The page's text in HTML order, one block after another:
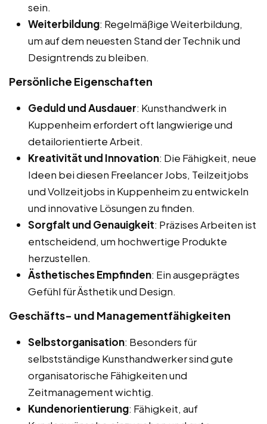
sein.
Weiterbildung: Regelmäßige Weiterbildung,
um auf dem neuesten Stand der Technik und
Designtrends zu bleiben.
Persönliche Eigenschaften
Geduld und Ausdauer: Kunsthandwerk in
Kuppenheim erfordert oft langwierige und
detailorientierte Arbeit.
Kreativität und Innovation: Die Fähigkeit, neue
Ideen bei diesen Freelancer Jobs, Teilzeitjobs
und Vollzeitjobs in Kuppenheim zu entwickeln
und innovative Lösungen zu finden.
Sorgfalt und Genauigkeit: Präzises Arbeiten ist
entscheidend, um hochwertige Produkte
herzustellen.
Ästhetisches Empfinden: Ein ausgeprägtes
Gefühl für Ästhetik und Design.
Geschäfts- und Managementfähigkeiten
Selbstorganisation: Besonders für
selbstständige Kunsthandwerker sind gute
organisatorische Fähigkeiten und
Zeitmanagement wichtig.
Kundenorientierung: Fähigkeit, auf